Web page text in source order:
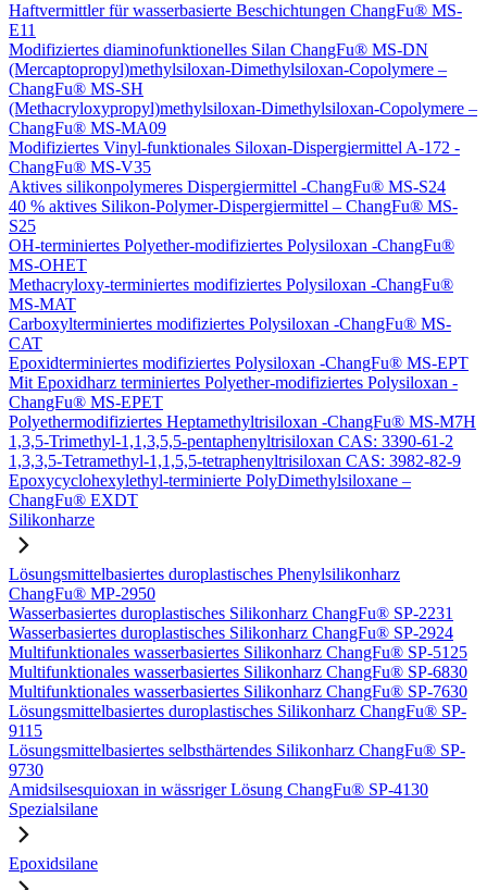
Haftvermittler für wasserbasierte Beschichtungen ChangFu® MS-
E11
Modifiziertes diaminofunktionelles Silan ChangFu® MS-DN
(Mercaptopropyl)methylsiloxan-Dimethylsiloxan-Copolymere –
ChangFu® MS-SH
(Methacryloxypropyl)methylsiloxan-Dimethylsiloxan-Copolymere –
ChangFu® MS-MA09
Modifiziertes Vinyl-funktionales Siloxan-Dispergiermittel A-172 -
ChangFu® MS-V35
Aktives silikonpolymeres Dispergiermittel -ChangFu® MS-S24
40 % aktives Silikon-Polymer-Dispergiermittel – ChangFu® MS-
S25
OH-terminiertes Polyether-modifiziertes Polysiloxan -ChangFu®
MS-OHET
Methacryloxy-terminiertes modifiziertes Polysiloxan -ChangFu®
MS-MAT
Carboxylterminiertes modifiziertes Polysiloxan -ChangFu® MS-
CAT
Epoxidterminiertes modifiziertes Polysiloxan -ChangFu® MS-EPT
Mit Epoxidharz terminiertes Polyether-modifiziertes Polysiloxan -
ChangFu® MS-EPET
Polyethermodifiziertes Heptamethyltrisiloxan -ChangFu® MS-M7H
1,3,5-Trimethyl-1,1,3,5,5-pentaphenyltrisiloxan CAS: 3390-61-2
1,3,3,5-Tetramethyl-1,1,5,5-tetraphenyltrisiloxan CAS: 3982-82-9
Epoxycyclohexylethyl-terminierte PolyDimethylsiloxane –
ChangFu® EXDT
Silikonharze
Lösungsmittelbasiertes duroplastisches Phenylsilikonharz
ChangFu® MP-2950
Wasserbasiertes duroplastisches Silikonharz ChangFu® SP-2231
Wasserbasiertes duroplastisches Silikonharz ChangFu® SP-2924
Multifunktionales wasserbasiertes Silikonharz ChangFu® SP-5125
Multifunktionales wasserbasiertes Silikonharz ChangFu® SP-6830
Multifunktionales wasserbasiertes Silikonharz ChangFu® SP-7630
Lösungsmittelbasiertes duroplastisches Silikonharz ChangFu® SP-
9115
Lösungsmittelbasiertes selbsthärtendes Silikonharz ChangFu® SP-
9730
Amidsilsesquioxan in wässriger Lösung ChangFu® SP-4130
Spezialsilane
Epoxidsilane